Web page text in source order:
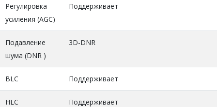
Регулировка
усиления (AGC)
Поддерживает
Подавление
шума (DNR )
3D-DNR
BLC Поддерживает
HLC Поддерживает